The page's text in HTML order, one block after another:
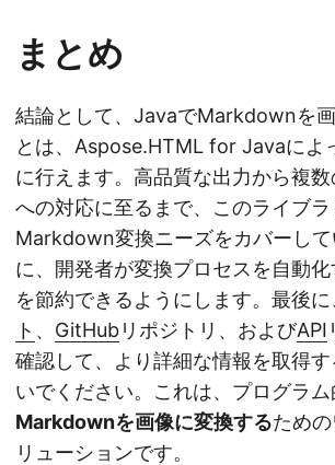
まとめ
結論として、JavaでMarkdownを
とは、Aspose.HTML for Javaによ
に行えます。高品質な出力から複数
への対応に至るまで、このライブ
Markdown変換ニーズをカバーして
に、開発者が変換プロセスを自動
を節約できるようにします。最後に
ト 、 GitHubリポジトリ、およびAPI
確認して、より詳細な情報を取得
いでください。これは、プログラム
Markdownを画像に変換するため
リューションです。